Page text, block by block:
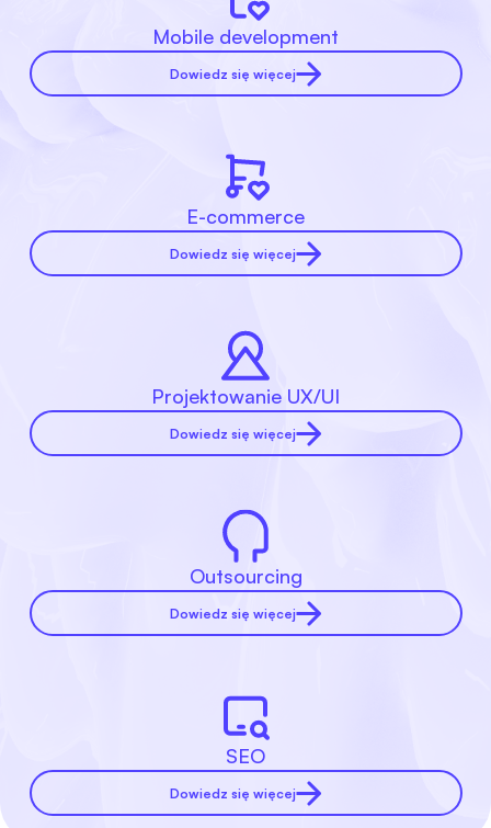
Mobile development
Dowiedz się więcej
E-commerce
Dowiedz się więcej
Projektowanie UX/UI
Dowiedz się więcej
Outsourcing
Dowiedz się więcej
SEO
Dowiedz się więcej